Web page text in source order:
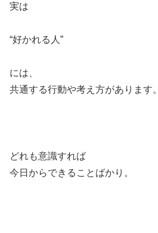
実は
“好かれる人”
には、
共通する行動や考え方があります。
どれも意識すれば
今日からできることばかり。